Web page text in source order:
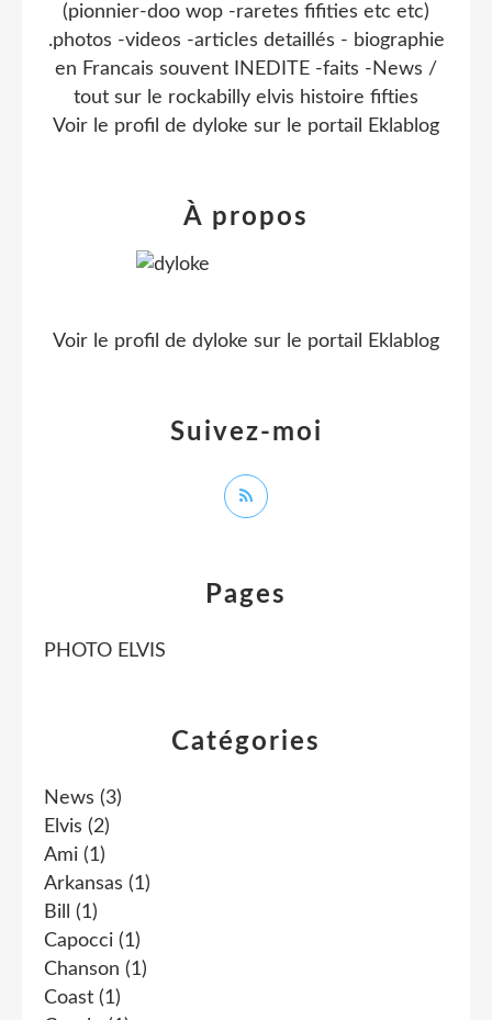
Catégories
News (3)
Elvis (2)
Ami (1)
Arkansas (1)
Bill
(1)
Capocci (1)
Chanson (1)
Coast (1)
Pages
PHOTO ELVIS
(pionnier-doo wop -raretes fifities etc etc)
.photos -videos -articles detaillés - biographie
en Francais souvent INEDITE -faits -News /
tout sur le rockabilly elvis histoire fifties
Voir le profil de dyloke sur le portail Eklablog
Suivez-moi
À propos
Voir le profil de dyloke sur le portail Eklablog